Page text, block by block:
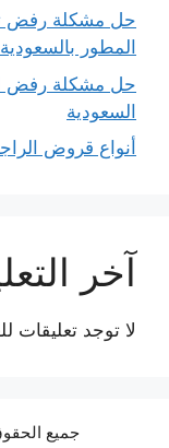
حل مشكلة رفض
المطور
حل مشكلة رفض
السعودية
أنواع قروض
آخر
لا توجد تعليقات
جميع